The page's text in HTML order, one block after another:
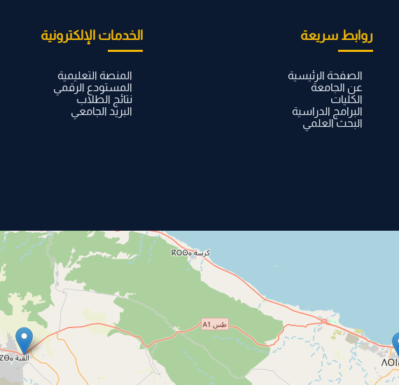
روابط سريعة
الصفحة الرئيسية
عن الجامعة
الكليات
البرامج الدراسية
البحث العلمي
الخدمات الإلكترونية
المنصة التعليمية
المستودع الرقمي
نتائج الطلاب
البريد الجامعي